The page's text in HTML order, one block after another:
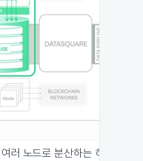
러 노드로 분산하는 하이퍼노